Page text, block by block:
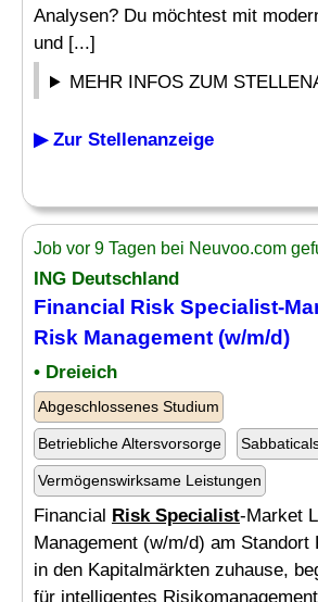
Analysen? Du möchtest mit
und [...]
MEHR INFOS ZUM
▶ Zur Stellenanzeige
Job vor 9 Tagen bei Neuvoo.com
ING Deutschland
Financial Risk Specialist-
Risk Management (w/m/d)
• Dreieich
Abgeschlossenes Studium
Betriebliche Altersvorsorge
Vermögenswirksame Leistungen
Financial Risk Specialist-Market
Management (w/m/d) am
in den Kapitalmärkten zuhause,
für intelligentes